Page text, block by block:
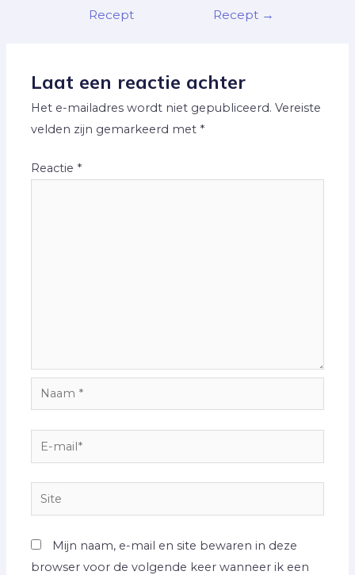
Recept
Recept →
Laat een reactie achter
Het e-mailadres wordt niet gepubliceerd. Vereiste
velden zijn gemarkeerd met *
Reactie *
Naam
*
E-
mail*
Site
Mijn naam, e-mail en site bewaren in deze
browser voor de volgende keer wanneer ik een